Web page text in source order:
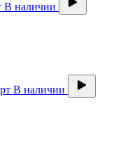
В наличии
В наличии